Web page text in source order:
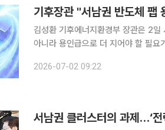
기후장관 "서남권 반도체 팹
김성환 기후에너지환경부 장관은 2
아니라 용인급으로 더 지어야 할 필
'김태현의 정치쇼'에서 "반도체 팹 4
2026-07-02 09:22